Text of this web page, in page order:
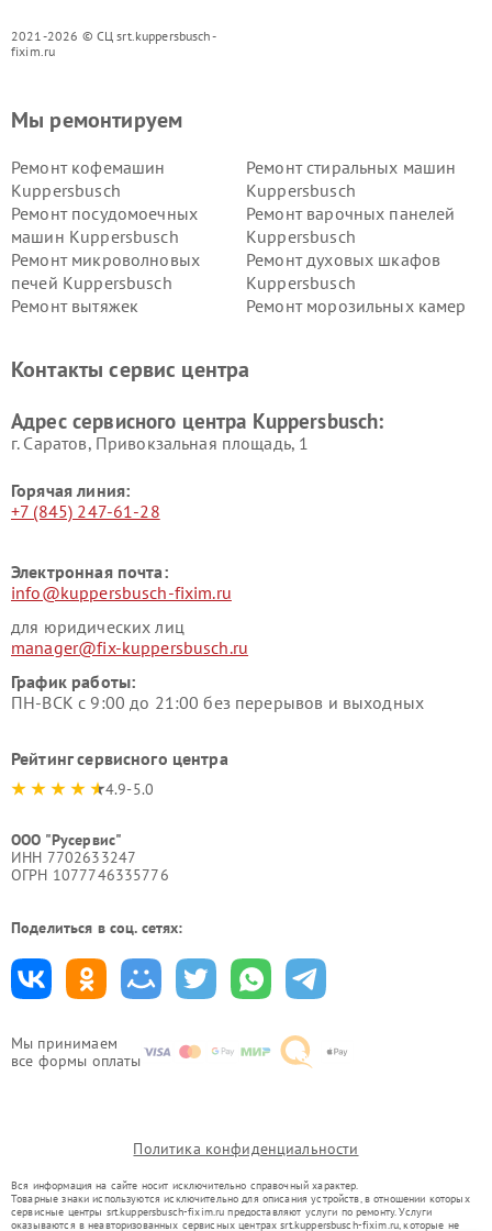
2021-2026 © СЦ srt.kuppersbusch-
fixim.ru
Мы принимаем
все формы оплаты
Мы ремонтируем
Ремонт кофемашин
Kuppersbusch
Ремонт стиральных машин
Kuppersbusch
Ремонт посудомоечных
машин Kuppersbusch
Ремонт варочных панелей
Kuppersbusch
Ремонт микроволновых
печей Kuppersbusch
Ремонт духовых шкафов
Kuppersbusch
Ремонт вытяжек
Ремонт морозильных камер
Kuppersbusch
вакуумных упаковщиков
Ремонт сушильных машин Kuppersbusch
Контакты сервис центра
Адрес сервисного центра Kuppersbusch:
г. Саратов, Привокзальная площадь, 1
Горячая линия:
+7 (845) 247-61-28
Электронная почта:
info@kuppersbusch-fixim.ru
для юридических лиц
manager@fix-kuppersbusch.ru
График работы:
ПН-ВСК с 9:00 до 21:00 без перерывов и выходных
Рейтинг сервисного центра
4.9-5.0
ООО "Русервис"
ИНН 7702633247
ОГРН 1077746335776
Поделиться в соц. сетях:
Политика конфиденциальности
Вся информация на сайте носит исключительно справочный характер.
Товарные знаки используются исключительно для описания устройств, в отношении которых
сервисные центры srt.kuppersbusch-fixim.ru предоставляют услуги по ремонту. Услуги
оказываются в неавторизованных сервисных центрах srt.kuppersbusch-fixim.ru, которые не